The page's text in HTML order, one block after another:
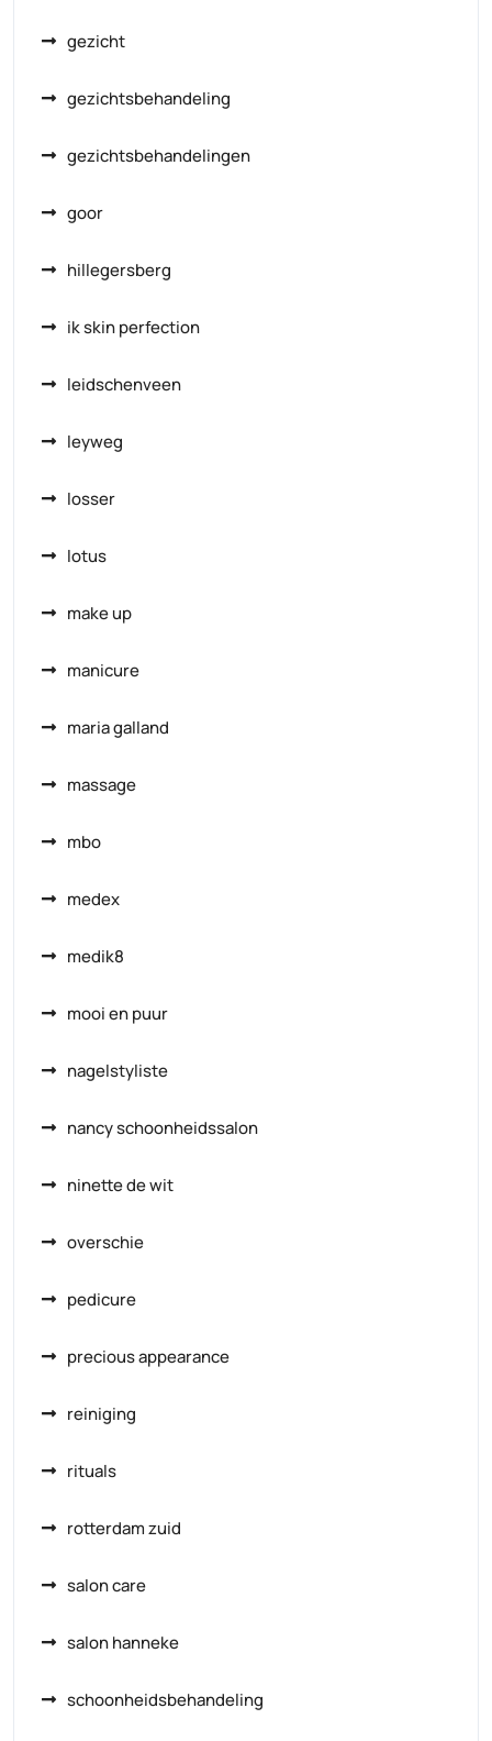
gezicht
gezichtsbehandeling
gezichtsbehandelingen
goor
hillegersberg
ik skin perfection
leidschenveen
leyweg
losser
lotus
make up
manicure
maria galland
massage
mbo
medex
medik8
mooi en puur
nagelstyliste
nancy schoonheidssalon
ninette de wit
overschie
pedicure
precious appearance
reiniging
rituals
rotterdam zuid
salon care
salon hanneke
schoonheidsbehandeling